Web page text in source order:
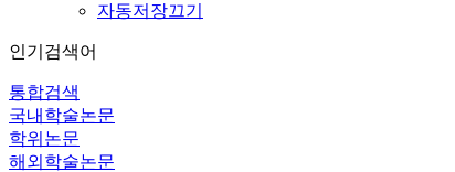
자동저장끄기
인기검색어
통합검색
국내학술논문
학위논문
해외학술논문